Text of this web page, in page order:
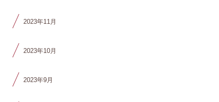
2023年11月
2023年10月
2023年9月